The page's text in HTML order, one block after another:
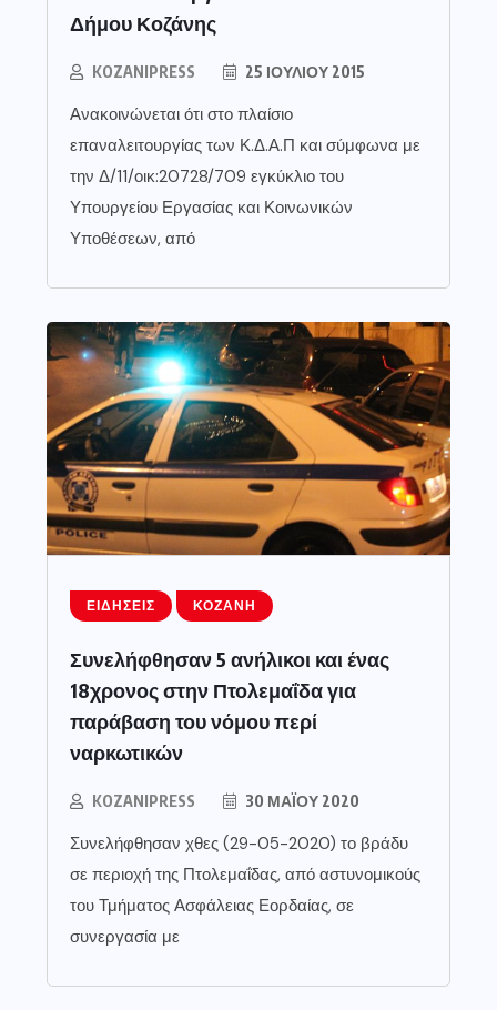
Δήμου Κοζάνης
KOZANIPRESS 25 ΙΟΥΛΊΟΥ 2015
Ανακοινώνεται ότι στο πλαίσιο
επαναλειτουργίας των Κ.Δ.Α.Π και σύμφωνα με
την Δ/11/οικ:20728/709 εγκύκλιο του
Υπουργείου Εργασίας και Κοινωνικών
Υποθέσεων, από
ΕΙΔΉΣΕΙΣ ΚΟΖΆΝΗ
Συνελήφθησαν 5 ανήλικοι και ένας
18χρονος στην Πτολεμαΐδα για
παράβαση του νόμου περί
ναρκωτικών
KOZANIPRESS 30 ΜΑΪ́ΟΥ 2020
Συνελήφθησαν χθες (29-05-2020) το βράδυ
σε περιοχή της Πτολεμαΐδας, από αστυνομικούς
του Τμήματος Ασφάλειας Εορδαίας, σε
συνεργασία με